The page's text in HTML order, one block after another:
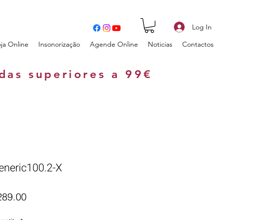
Log In
Online Insonorização Agende Online Noticias Contactos
superiores a 99€
X
Price